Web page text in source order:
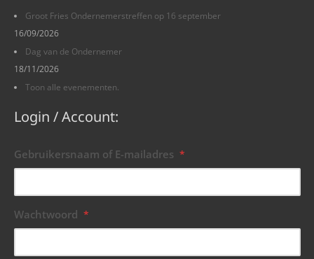
Groot Fries Ondernemerstreffen op 16 september
16/09/2026
Dag van de Ondernemer
18/11/2026
Toon alle evenementen.
Login / Account:
Gebruikersnaam of E-mailadres *
Wachtwoord *